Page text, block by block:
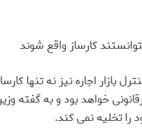
کارساز واقع شوند
اجاره نیز نه تنها
خواهد بود و به
تخلیه نمی کند.